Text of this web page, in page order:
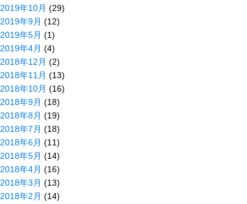
2019年10月 (29)
2019年9月 (12)
2019年5月 (1)
2019年4月 (4)
2018年12月 (2)
2018年11月 (13)
2018年10月 (16)
2018年9月 (18)
2018年8月 (19)
2018年7月 (18)
2018年6月 (11)
2018年5月 (14)
2018年4月 (16)
2018年3月 (13)
2018年2月 (14)